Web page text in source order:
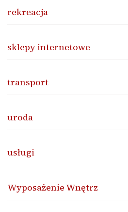
rekreacja
sklepy internetowe
transport
uroda
usługi
Wyposażenie Wnętrz